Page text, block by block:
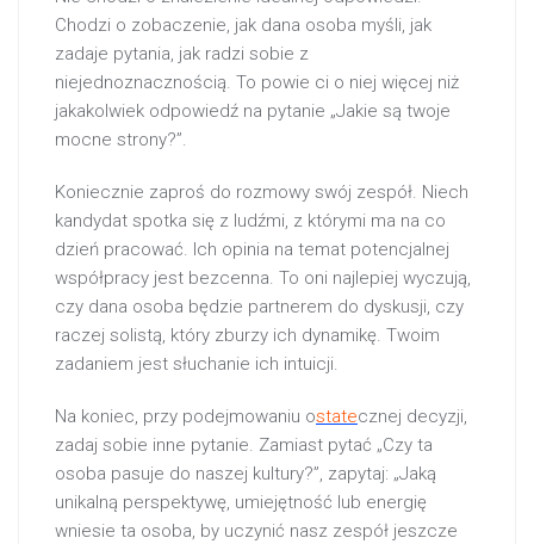
Chodzi o zobaczenie, jak dana osoba myśli, jak
zadaje pytania, jak radzi sobie z
niejednoznacznością. To powie ci o niej więcej niż
jakakolwiek odpowiedź na pytanie „Jakie są twoje
mocne strony?”.
Koniecznie zaproś do rozmowy swój zespół. Niech
kandydat spotka się z ludźmi, z którymi ma na co
dzień pracować. Ich opinia na temat potencjalnej
współpracy jest bezcenna. To oni najlepiej wyczują,
czy dana osoba będzie partnerem do dyskusji, czy
raczej solistą, który zburzy ich dynamikę. Twoim
zadaniem jest słuchanie ich intuicji.
Na koniec, przy podejmowaniu ostatecznej decyzji,
zadaj sobie inne pytanie. Zamiast pytać „Czy ta
osoba pasuje do naszej kultury?”, zapytaj: „Jaką
unikalną perspektywę, umiejętność lub energię
wniesie ta osoba, by uczynić nasz zespół jeszcze